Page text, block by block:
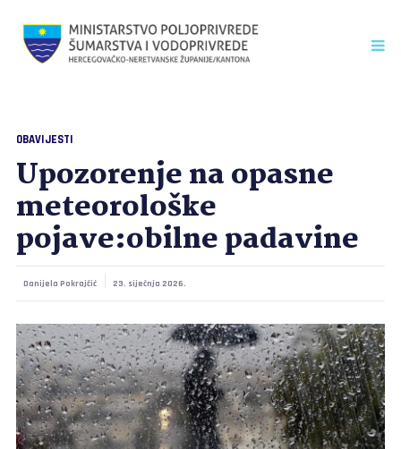
OBAVIJESTI
Upozorenje na opasne
meteorološke
pojave:obilne padavine
Danijela Pokrajčić 23. siječnja 2026.